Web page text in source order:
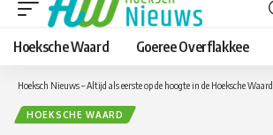
Hoeksche Waard Goeree Overflakkee
Hoeksch Nieuws – Altijd als eerste op de hoogte in de Hoeksche Waard
HOEKSCHE WAARD